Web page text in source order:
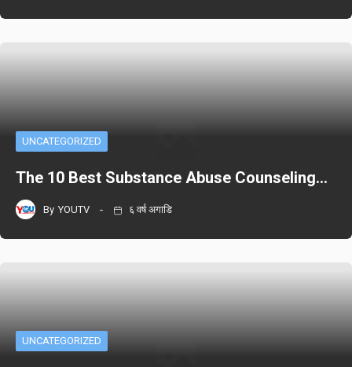
UNCATEGORIZED
The 10 Best Substance Abuse Counseling…
By YOUTV ६ वर्ष अगाडि
UNCATEGORIZED